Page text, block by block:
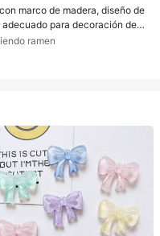
marco de madera, diseño de
para decoración de
o sala de estudio - ¡Imán de
ramen